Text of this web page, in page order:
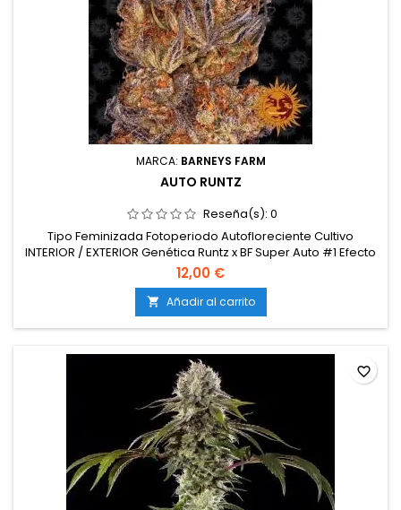
MARCA: BARNEYS FARM
AUTO RUNTZ
Reseña(s): 0
Tipo Feminizada Fotoperiodo Autofloreciente Cultivo
INTERIOR / EXTERIOR Genética Runtz x BF Super Auto #1 Efecto
Calmante, relajación, Euforia Productividad en Exterior (g)
700g/m2Productividad Indoor (g) 600 gr/m²Tiempo de
Cosecha de Autofloreciente desde Semilla (días) 63 -
70Altura en Interior (cm) 100-120cmAltura en Exterior (cm)
120-140cm Altura...
12,00 €
 Añadir al carrito
favorite_border